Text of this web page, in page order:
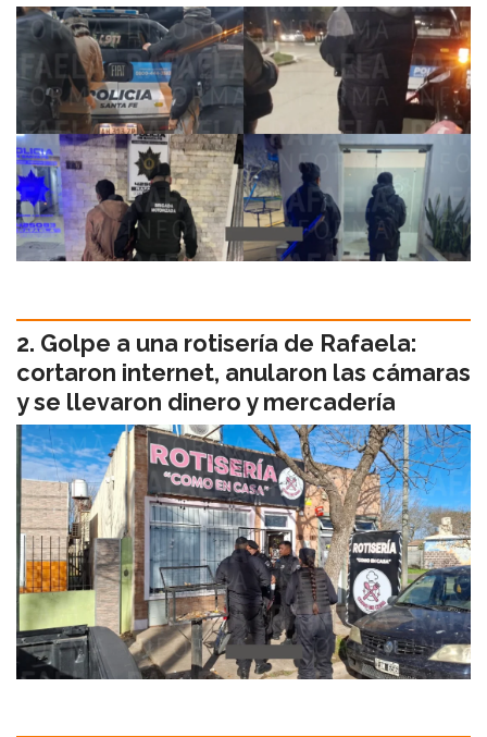
Golpe a una rotisería de Rafaela:
cortaron internet, anularon las cámaras
y se llevaron dinero y mercadería